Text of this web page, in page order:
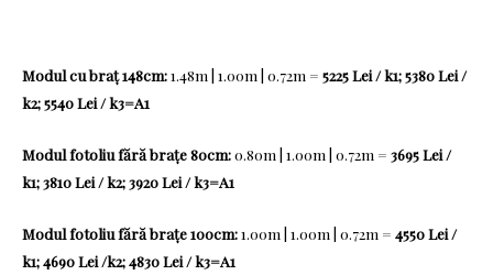
Modul cu braț 148cm:1.48m | 1.00m | 0.72m = 5225 Lei / k1; 5380 Lei /
k2; 5540 Lei / k3=A1
Modul fotoliu fără brațe 80cm:0.80m | 1.00m | 0.72m = 3695 Lei /
k1; 3810 Lei / k2; 3920 Lei / k3=A1
Modul fotoliu fără brațe 100cm:1.00m | 1.00m | 0.72m = 4550 Lei /
k1; 4690 Lei /k2; 4830 Lei / k3=A1